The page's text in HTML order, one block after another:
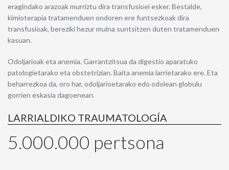
eragindako arazoak murriztu dira transfusioei esker. Bestalde,
kimioterapia tratamenduen ondoren ere funtsezkoak dira
transfusioak, bereziki hezur muina suntsitzen duten tratamenduen
kasuan.
Odoljarioak eta anemia. Garrantzitsua da digestio aparatuko
patologietarako eta obstetrizian. Baita anemia larrietarako ere. Eta
beharrezkoa da, oro har, odoljarioetarako edo odolean globulu
gorrien eskasia dagoenean.
LARRIALDIKO TRAUMATOLOGÍA
5.000.000 pertsona